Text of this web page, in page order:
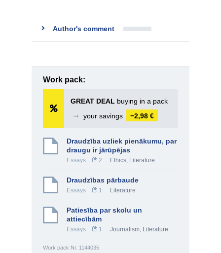
Author's comment
Work pack:
GREAT DEAL buying in a pack
➞
your savings −2,98 €
Draudzība uzliek pienākumu, par
draugu ir jārūpējas
Essays 2 Ethics, Literature
Draudzības pārbaude
Essays 1 Literature
Patiesība par skolu un
attiecībām
Essays 1 Journalism, Literature
Work pack Nr. 1144035